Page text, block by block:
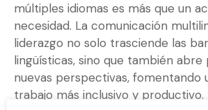
múltiples idiomas es más que un
necesidad. La comunicación
liderazgo no solo trasciende las
lingüísticas, sino que también abre
nuevas perspectivas, fomentando
trabajo más inclusivo y productivo.